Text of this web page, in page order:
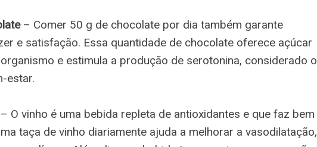
– Comer 50 g de chocolate por dia também garante
e satisfação. Essa quantidade de chocolate oferece açúcar
e estimula a produção de serotonina, considerado o
estar.
– O vinho é uma bebida repleta de antioxidantes e que faz bem
taça de vinho diariamente ajuda a melhorar a vasodilatação,